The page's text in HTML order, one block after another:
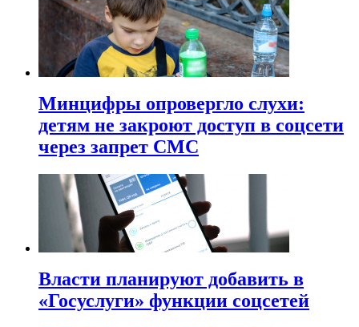
Минцифры опровергло слухи:
детям не закроют доступ в соцсети
через запрет СМС
Власти планируют добавить в
«Госуслуги» функции соцсетей